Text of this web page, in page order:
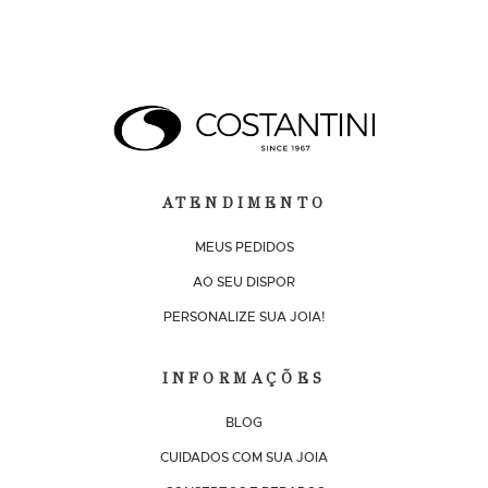
ATENDIMENTO
MEUS PEDIDOS
AO SEU DISPOR
PERSONALIZE SUA JOIA!
INFORMAÇÕES
BLOG
CUIDADOS COM SUA JOIA